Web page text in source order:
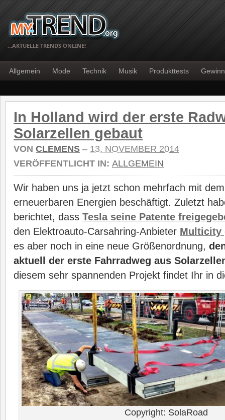
…AKTUELLE TRENDS ONLINE!
Allgemein Mode Technik Musik Produkttests
In Holland wird der erste
Solarzellen gebaut
VON CLEMENS – 13. NOVEMBER 2014
VERÖFFENTLICHT IN: ALLGEMEIN
Wir haben uns ja jetzt schon mehrfach mit
erneuerbaren Energien beschäftigt. Zuletzt
berichtet, dass Tesla seine Patente
den Elektroauto-Carsahring-Anbieter Multicity
es aber noch in eine neue Größenordnung,
aktuell der erste Fahrradweg aus
diesem sehr spannenden Projekt findet Ihr in
Copyright: SolaRoad